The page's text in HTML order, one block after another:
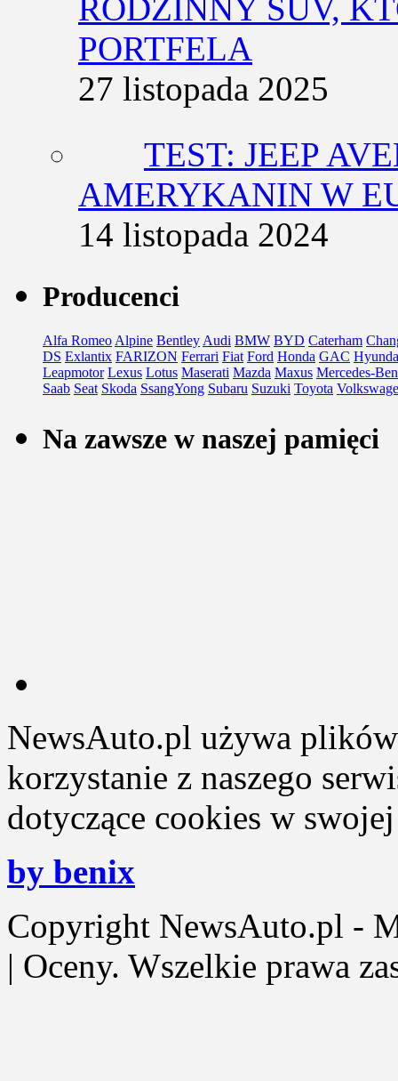
RODZINNY SUV,
PORTFELA
27 listopada 2025
TEST: JEEP
AMERYKANIN W
14 listopada 2024
Producenci
Alfa Romeo Alpine Bentley Audi BMW BYD Caterham
DS Exlantix FARIZON Ferrari Fiat Ford Honda GAC
Leapmotor Lexus Lotus Maserati Mazda Maxus Mercedes-
Saab Seat Skoda SsangYong Subaru Suzuki Toyota
Na zawsze w naszej pamięci
NewsAuto.pl używa
korzystanie z naszego
dotyczące cookies w
by benix
Copyright NewsAuto.pl -
| Oceny. Wszelkie prawa